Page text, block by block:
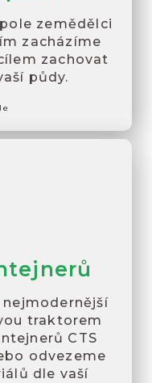
zemědělci
zacházíme
zachovat
půdy.
traktorem
CTS
odvezeme
dle vaší